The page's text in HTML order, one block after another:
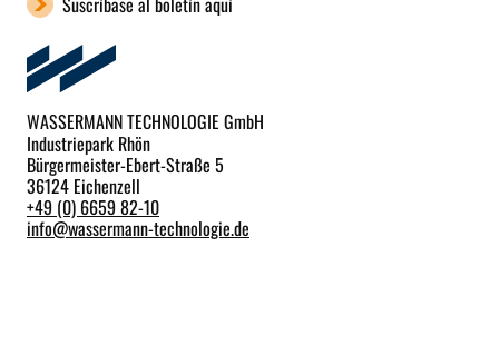
WASSERMANN TECHNOLOGIE GmbH
Industriepark Rhön
Bürgermeister-Ebert-Straße 5
36124 Eichenzell
+49 (0) 6659 82-10
info@wassermann-technologie.de